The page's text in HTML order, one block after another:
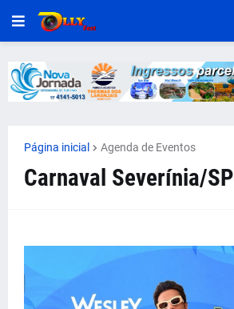
Página inicial Agenda de Eventos
Carnaval Severínia/SP